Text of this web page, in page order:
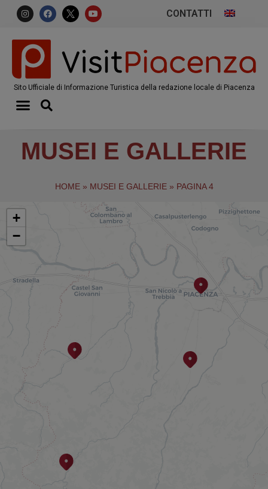
CONTATTI
Sito Ufficiale di Informazione Turistica della redazione locale di Piacenza
MUSEI E GALLERIE
HOME» MUSEI E GALLERIE» PAGINA 4
+
−